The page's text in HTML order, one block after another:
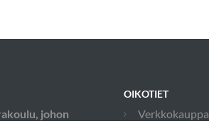
johon
OIKOTIET
Verkkokauppa